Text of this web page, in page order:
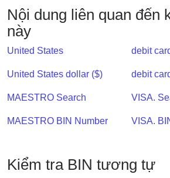
Address
?
IP
Lookup
IP
Checker
/
Nội dung liên quan đến
này
United States
United States dollar ($)
MAESTRO Search
MAESTRO BIN Number
debit
debit
VISA.
VISA.
Kiểm tra BIN tương tự